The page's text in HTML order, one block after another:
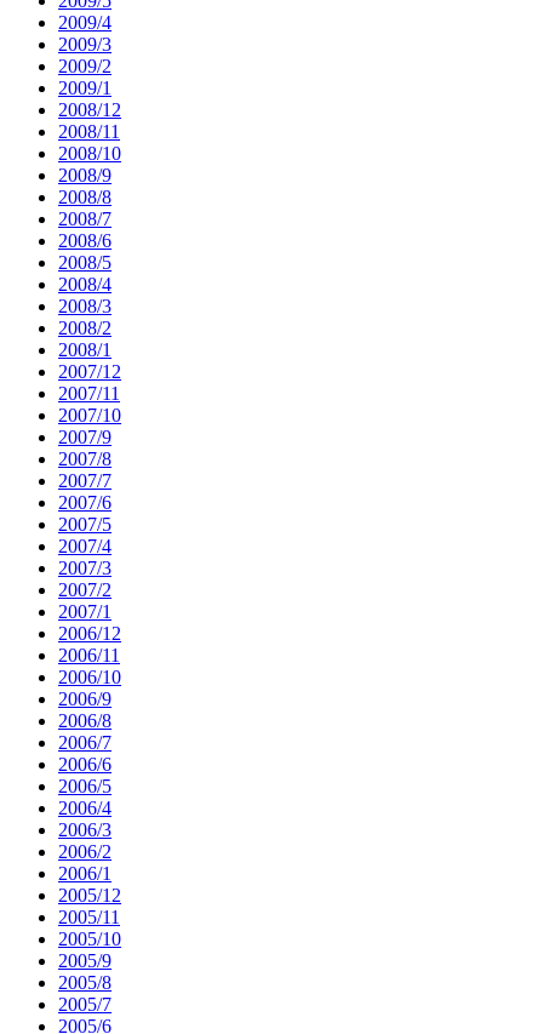
2009/4
2009/3
2009/2
2009/1
2008/12
2008/11
2008/10
2008/9
2008/8
2008/7
2008/6
2008/5
2008/4
2008/3
2008/2
2008/1
2007/12
2007/11
2007/10
2007/9
2007/8
2007/7
2007/6
2007/5
2007/4
2007/3
2007/2
2007/1
2006/12
2006/11
2006/10
2006/9
2006/8
2006/7
2006/6
2006/5
2006/4
2006/3
2006/2
2006/1
2005/12
2005/11
2005/10
2005/9
2005/8
2005/7
2005/6